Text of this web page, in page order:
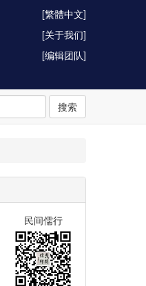
[繁體中文]
[关于我们]
[编辑团队]
搜索
民间儒行